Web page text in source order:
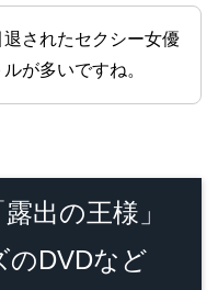
されたセクシー女優
が多いですね。
出の王様」
のDVDなど